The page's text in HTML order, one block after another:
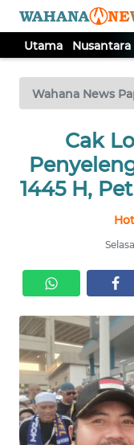
Utama Nusantara
Wahana News
Cak
1445 H,
TV
Tutup
NUSANTARA
SERBA-
SERBI
OPINI
Informasi
INDEKS
BERITA